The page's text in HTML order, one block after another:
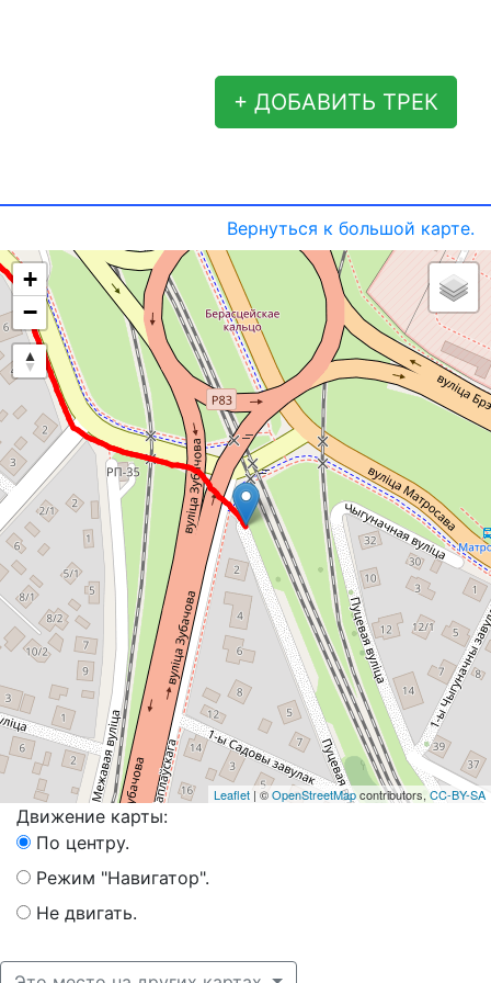
+ ДОБАВИТЬ ТРЕК
Вернуться к большой карте.
+
−
Leaflet | ©OpenStreetMapcontributors,CC-BY-SA
Движение карты:
По центру.
Режим "Навигатор".
Не двигать.